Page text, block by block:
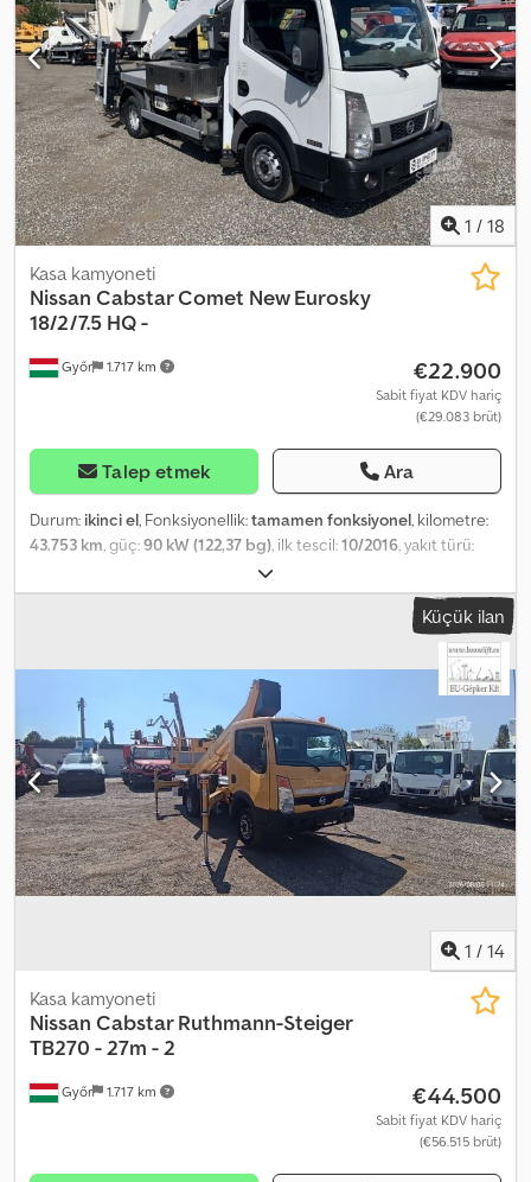
1 / 18
Győr 1.717 km
Kasa kamyoneti
Nissan Cabstar Comet New Eurosky
18/2/7.5 HQ -
€22.900
Sabit fiyat KDV hariç
(€29.083 brüt)
Talep etmek Ara
Durum: ikinci el, Fonksiyonellik:tamamen fonksiyonel, kilometre:
43.753 km, güç:90 kW (122,37 bg), ilk tescil:10/2016, yakıt türü:
, lastik durumu:
konfigürasyonu:4x2, renk:beyaz, vites türü:mekanik, koltuk sayısı:
ABS, hidrolik
, Nissan Cabstar Comet Yeni Eurosky 18/2/7.5 HQ - 18 m -
200 kg Çalışma yüksekliği: 18 m Üretim yılı: 2016/10 Kilometre:
43753 km Emisyon sınıfı: EURO5 Kaldırma kuvveti: 200 kg Çalışma
saati: 2552 Güç: 90 kW Codpoztb Duefx Adqjrf Silindir hacmi (cc):
2488 Tip: Hidrolik çalışma platformu, ikinci el araç Yakıt: Dizel İzin
verilen toplam araç ağırlığı (GVW): 3500 kg Koltuk sayısı: 2
Şanzıman: Manuel şanzıman Stokta bulunmaktadır. Özellikler: ABS,
servo, turbo, elektro-hidrolik çalışma, "H" tipi stabilizasyon,
dönebilen bom ve sepet, fiberglas sepet, tamamen hidrolik zemin
kontrolü Araç açıklaması: Makinenin çalışma durumu iyidir, motor
ve hidrolik sistemi çok temizdir ve iyi çalışmaktadır. Fiyat, ihracat
Küçük ilan
1 / 14
Győr 1.717 km
Kasa kamyoneti
Nissan Cabstar Ruthmann-Steiger
TB270 - 27m - 2
€44.500
Sabit fiyat KDV hariç
(€56.515 brüt)